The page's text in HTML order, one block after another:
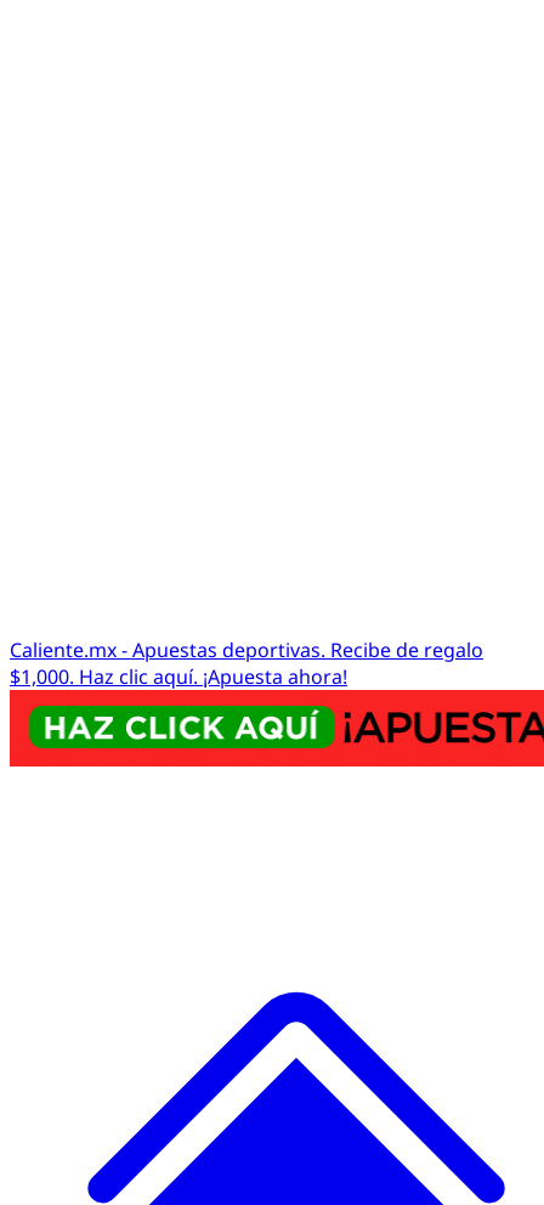
Caliente.mx - Apuestas deportivas. Recibe de regalo
$1,000. Haz clic aquí. ¡Apuesta ahora!